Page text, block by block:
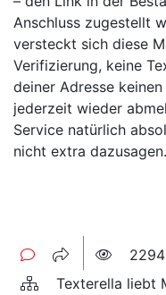
Anschluss zugestellt
versteckt sich diese
Verifizierung, keine
deiner Adresse
jederzeit wieder
Service natürlich
nicht extra
Texterella liebt